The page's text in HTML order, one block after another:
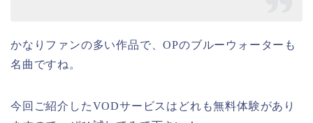
かなりファンの多い作品で、OPのブルーウォーターも
名曲ですね。
今回ご紹介したVODサービスはどれも無料体験があり